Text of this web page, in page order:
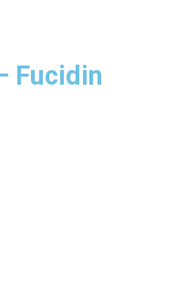
Fucidin